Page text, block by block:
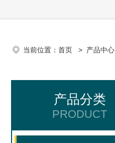
当前位置： 首页 > 产品中心
产品分类
PRODUCT